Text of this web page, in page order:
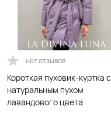
нет отзывов
Короткая пуховик-куртка с
натуральным пухом
лавандового цвета